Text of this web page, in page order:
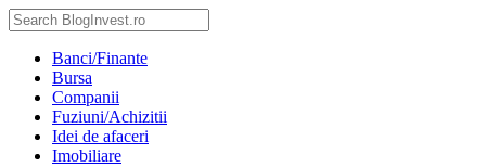
Banci/Finante
Bursa
Companii
Fuziuni/Achizitii
Idei de afaceri
Imobiliare